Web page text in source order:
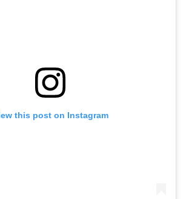
this post on Instagram